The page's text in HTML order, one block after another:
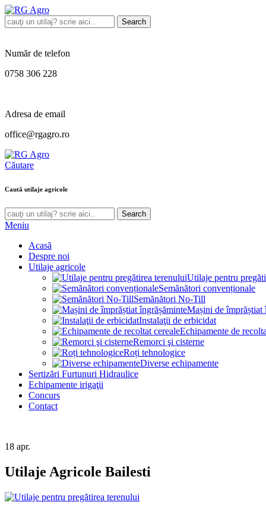
Search
Număr de telefon
0758 306 228
Adresa de email
office@rgagro.ro
Căutare
Caută utilaje agricole
Search
Meniu
Acasă
Despre noi
Utilaje agricole
Utilaje pentru
Semănători convenționale
Semănători No-Till
Mașini de împrăștiat
Instalaţii de erbicidat
Echipamente de
Remorci şi cisterne
Roți tehnologice
Diverse echipamente
Sertizări Furtunuri Hidraulice
Echipamente irigaţii
Concurs
Contact
18 apr.
Utilaje Agricole Bailesti